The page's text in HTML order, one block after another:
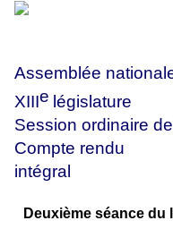
Assemblée
XIIIe législature
Session ordinaire
Compte rendu
intégral
Deuxième séance du